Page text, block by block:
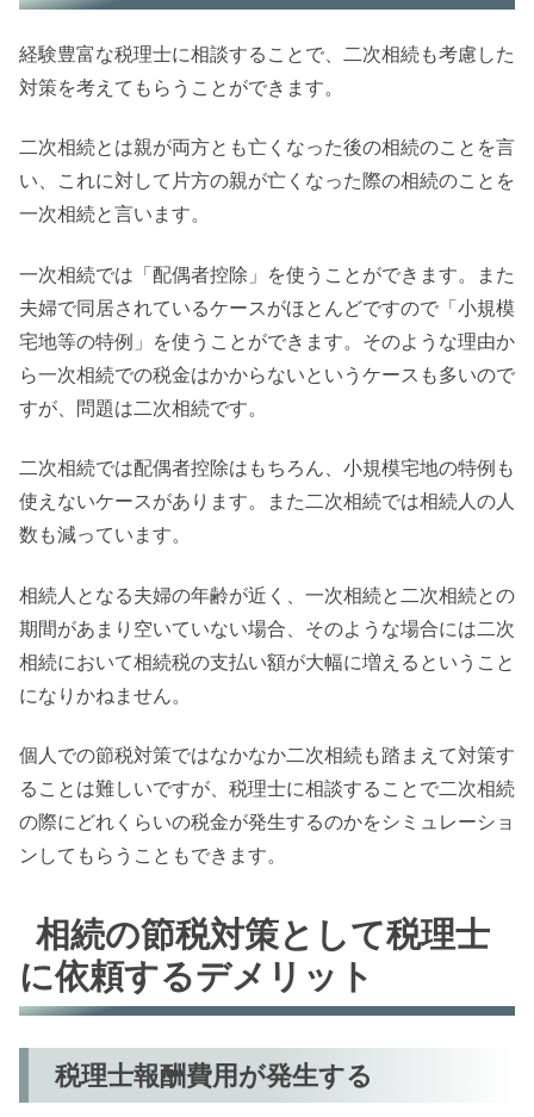
経験豊富な税理士に相談することで、二次相続も考慮した
対策を考えてもらうことができます。
二次相続とは親が両方とも亡くなった後の相続のことを言
い、これに対して片方の親が亡くなった際の相続のことを
一次相続と言います。
一次相続では「配偶者控除」を使うことができます。また
夫婦で同居されているケースがほとんどですので「小規模
宅地等の特例」を使うことができます。そのような理由か
ら一次相続での税金はかからないというケースも多いので
すが、問題は二次相続です。
二次相続では配偶者控除はもちろん、小規模宅地の特例も
使えないケースがあります。また二次相続では相続人の人
数も減っています。
相続人となる夫婦の年齢が近く、一次相続と二次相続との
期間があまり空いていない場合、そのような場合には二次
相続において相続税の支払い額が大幅に増えるということ
になりかねません。
個人での節税対策ではなかなか二次相続も踏まえて対策す
ることは難しいですが、税理士に相談することで二次相続
の際にどれくらいの税金が発生するのかをシミュレーショ
ンしてもらうこともできます。
相続の節税対策として税理士
に依頼するデメリット
税理士報酬費用が発生する